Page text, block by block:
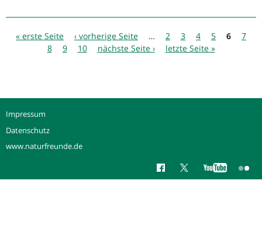
Berlin
stellt
Gutachten
zur
und
veröffentlicht
zur
Seiten
« erste Seite ‹ vorherige Seite … 2 3 4 5 6
7
8
9 10 nächste Seite › letzte Seite »
Impressum
Datenschutz
www.naturfreunde.de